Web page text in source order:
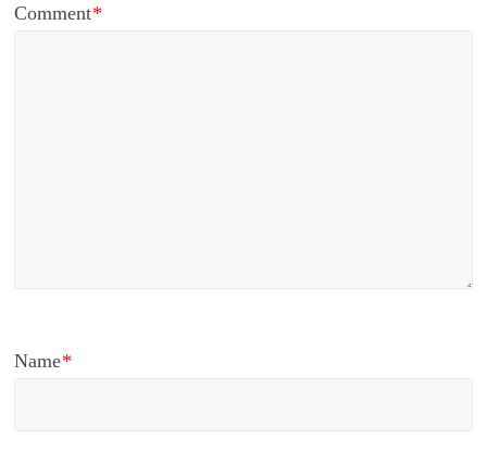
Comment*
Name*